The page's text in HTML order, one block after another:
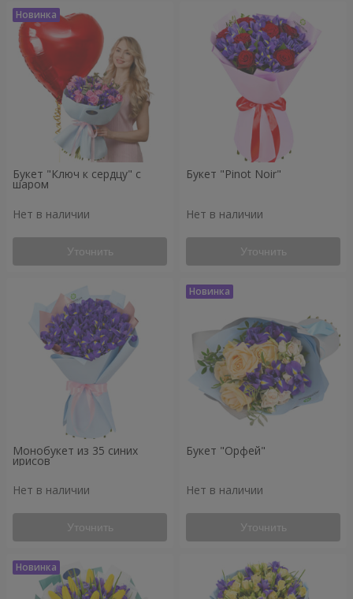
Букет "Ключ к сердцу" с
шаром
Нет в наличии
Уточнить
Букет "Pinot Noir"
Нет в наличии
Уточнить
Монобукет из 35 синих
ирисов
Нет в наличии
Уточнить
Букет "Орфей"
Нет в наличии
Уточнить